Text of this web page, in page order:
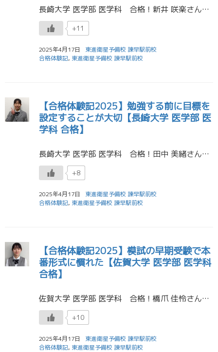
長崎大学 医学部 医学科 合格！新井 咲楽さん（諫早高校） 私は、第一志望の長崎大学医学部医学科に合格しました。小学生の頃から憧れていた救急医という夢に一歩近づけて、ものすごく嬉しいです。 私が受験生を経験して思ったこと […]
+11
2025年4月17日
東進衛星予備校 諫早駅前校
合格体験記, 東進衛星予備校 諫早駅前校
【合格体験記2025】勉強する前に目標を
設定することが大切【長崎大学 医学部 医
学科 合格】
長崎大学 医学部 医学科 合格！田中 美緒さん（青雲高校） 私が１番大切にしていたことは、勉強する前に目標を設定することです。椅子に座ったらまず、その日に勉強しようと思うことを紙に書きだして、終わるまでは家に帰らないと決 […]
+8
2025年4月17日
東進衛星予備校 諫早駅前校
合格体験記, 東進衛星予備校 諫早駅前校
【合格体験記2025】模試の早期受験で本
番形式に慣れた【佐賀大学 医学部 医学科
合格】
佐賀大学 医学部 医学科 合格！橋爪 佳怜さん（青雲高校） 受験期を振り返ると、本当にあっという間だったけど今までで一番充実した一年間でもあったと感じます。私は高３の夏、学校や東進の先生と話し合った末、推薦入試を受けるこ […]
+10
2025年4月17日
東進衛星予備校 諫早駅前校
合格体験記, 東進衛星予備校 諫早駅前校